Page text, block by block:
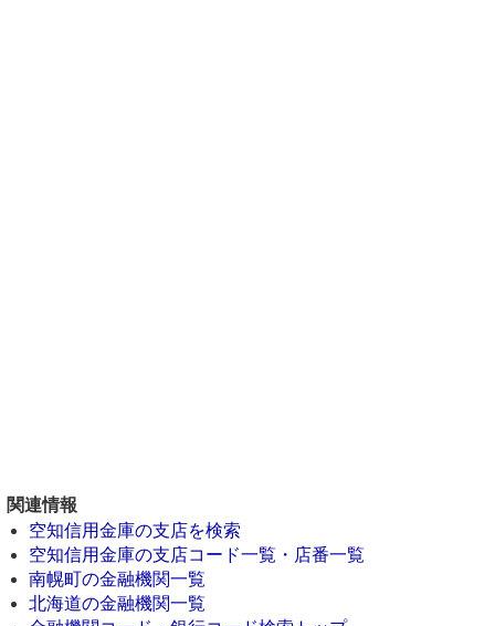
関連情報
空知信用金庫の支店を検索
空知信用金庫の支店コード一覧・店番一覧
南幌町の金融機関一覧
北海道の金融機関一覧